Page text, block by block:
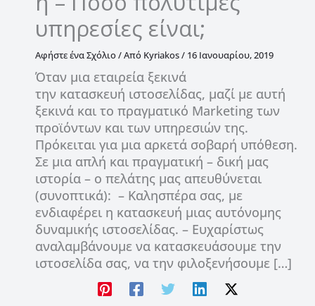
υπηρεσίες είναι;
Αφήστε ένα Σχόλιο/ Από Kyriakos/ 16 Ιανουαρίου, 2019
Όταν μια εταιρεία ξεκινά
την κατασκευή ιστοσελίδας, μαζί με αυτή
ξεκινά και το πραγματικό Marketing των
προϊόντων και των υπηρεσιών της.
Πρόκειται για μια αρκετά σοβαρή υπόθεση.
Σε μια απλή και πραγματική – δική μας
ιστορία – ο πελάτης μας απευθύνεται
(συνοπτικά): – Καλησπέρα σας, με
ενδιαφέρει η κατασκευή μιας αυτόνομης
δυναμικής ιστοσελίδας. – Ευχαρίστως
αναλαμβάνουμε να κατασκευάσουμε την
ιστοσελίδα σας, να την φιλοξενήσουμε […]